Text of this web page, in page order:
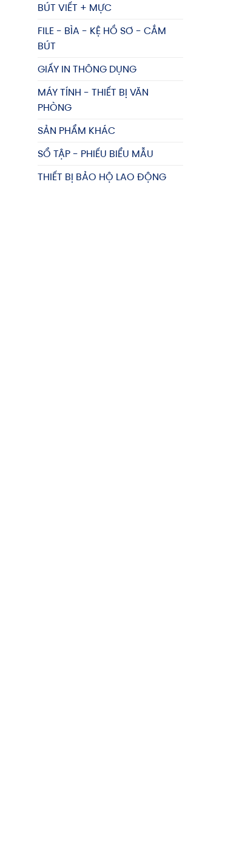
BÚT VIẾT + MỰC
FILE - BÌA - KỆ HỒ SƠ - CẮM
BÚT
GIẤY IN THÔNG DỤNG
MÁY TÍNH - THIẾT BỊ VĂN
PHÒNG
SẢN PHẨM KHÁC
SỔ TẬP - PHIẾU BIỂU MẪU
THIẾT BỊ BẢO HỘ LAO ĐỘNG